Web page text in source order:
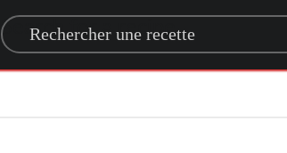
Search for a recipe